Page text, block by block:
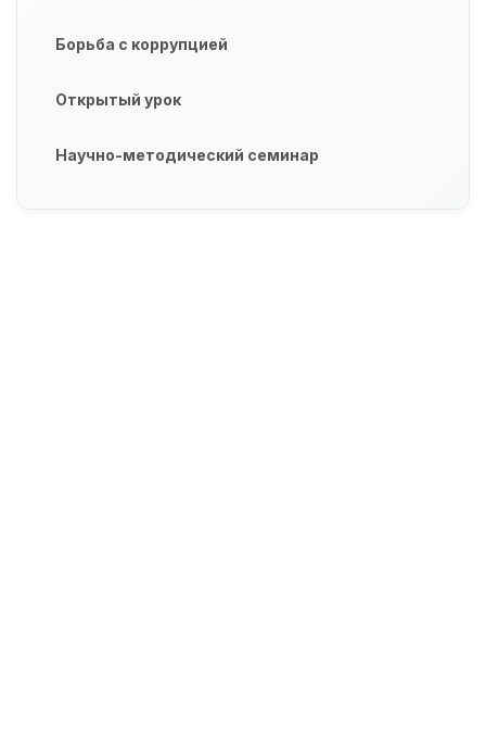
Борьба с коррупцией
Открытый урок
Научно-методический семинар